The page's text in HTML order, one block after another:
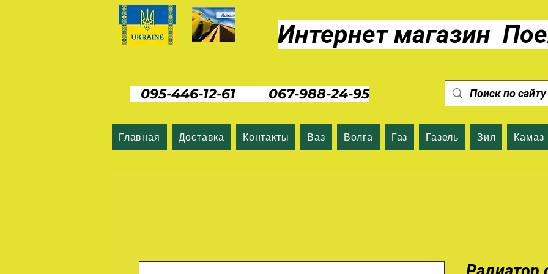
Интернет магазин
095-446-12-61 067-988-24-95
Главная Доставка Контакты Ваз Волга Газ Газель Зил Камаз